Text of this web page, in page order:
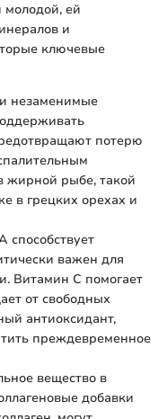
молодой, ей
и
ключевые
незаменимые
потерю
жирной рыбе, такой
в грецких орехах и
способствует
важен для
Витамин C помогает
от свободных
антиоксидант,
преждевременное
вещество в
добавки